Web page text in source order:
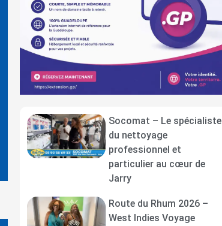
Socomat – Le spécialiste
du nettoyage
professionnel et
particulier au cœur de
Jarry
Route du Rhum 2026 –
West Indies Voyage